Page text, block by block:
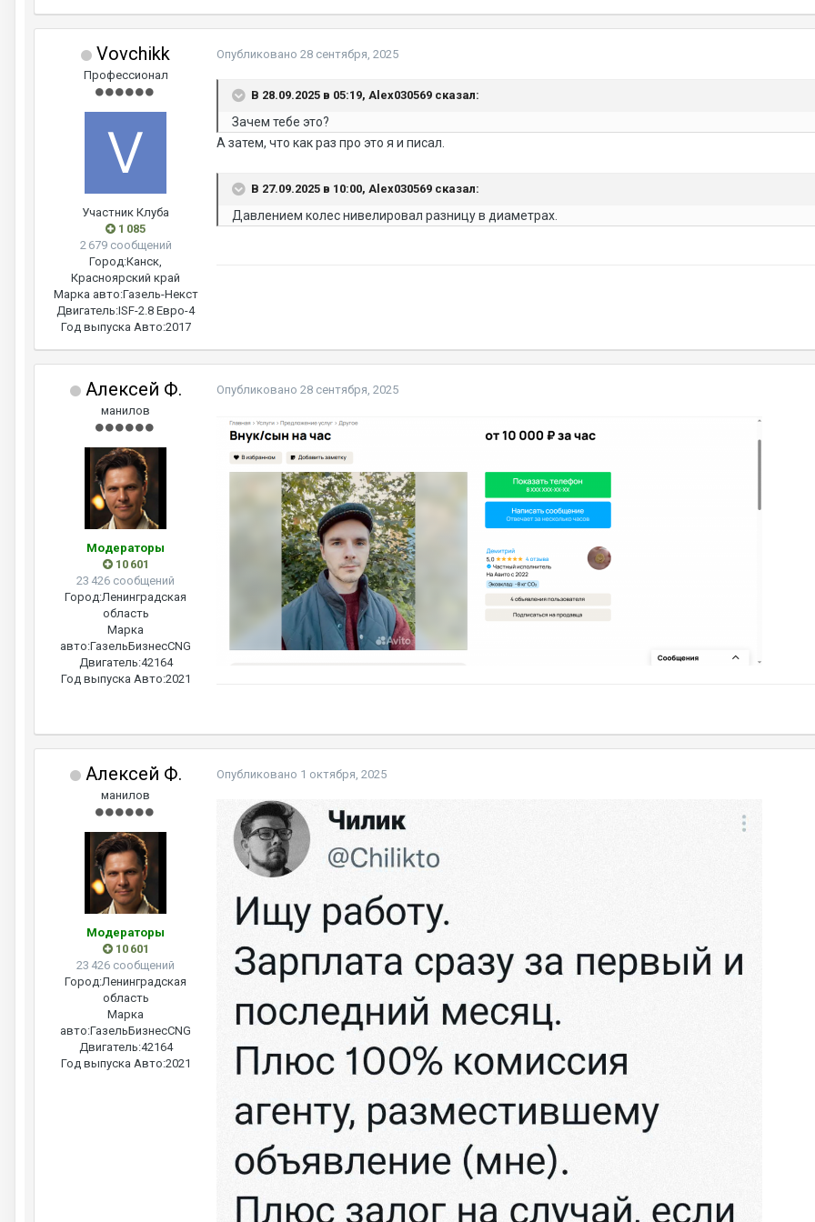
Vovchikk
Профессионал
Участник Клуба
1 085
2 679 сообщений
Город:Канск,
Красноярский край
Марка авто:Газель-Некст
Двигатель:ISF-2.8 Евро-4
Год выпуска Авто:2017
Опубликовано 28 сентября, 2025
В 28.09.2025 в 05:19, Alex030569 сказал:
Зачем тебе это?
А затем, что как раз про это я и писал.
В 27.09.2025 в 10:00, Alex030569 сказал:
Давлением колес нивелировал разницу в диаметрах.
Алексей Ф.
манилов
Модераторы
10 601
23 426 сообщений
Город:Ленинградская
область
Марка
авто:ГазельБизнесCNG
Двигатель:42164
Год выпуска Авто:2021
Опубликовано 28 сентября, 2025
Алексей Ф.
манилов
Модераторы
10 601
23 426 сообщений
Город:Ленинградская
область
Марка
авто:ГазельБизнесCNG
Двигатель:42164
Год выпуска Авто:2021
Опубликовано 1 октября, 2025